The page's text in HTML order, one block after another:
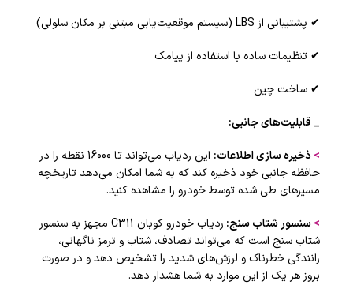
✔ پشتیبانی از LBS (سیستم موقعیت‌یابی مبتنی بر مکان سلولی)
✔ تنظیمات ساده با استفاده از پیامک
✔ ساخت چین
_ قابلیت‌های جانبی:
> ذخیره سازی اطلاعات:
این ردیاب می‌تواند تا 16000 نقطه را در
حافظه جانبی خود ذخیره کند که به شما امکان می‌دهد تاریخچه
مسیرهای طی شده توسط خودرو را مشاهده کنید.
> سنسور شتاب سنج:
ردیاب خودرو کوبان C311 مجهز به سنسور
شتاب سنج است که می‌تواند تصادف، شتاب و ترمز ناگهانی،
رانندگی خطرناک و لرزش‌های شدید را تشخیص دهد و در صورت
بروز هر یک از این موارد به شما هشدار دهد.